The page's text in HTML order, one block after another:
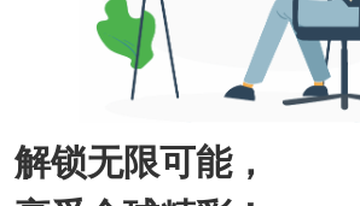
解锁无限可能，